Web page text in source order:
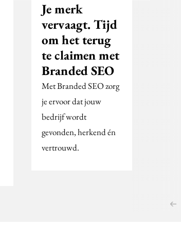
Je merk
vervaagt. Tijd
om het terug
te claimen met
Branded SEO
Met Branded SEO zorg
je ervoor dat jouw
bedrijf wordt
gevonden, herkend én
vertrouwd.